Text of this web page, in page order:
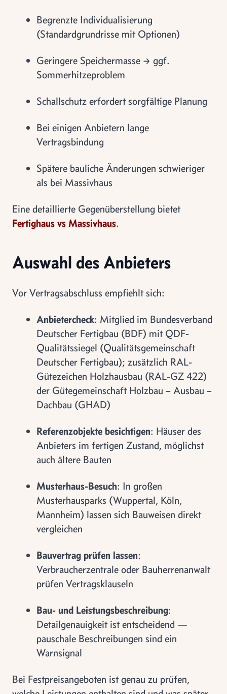
Begrenzte Individualisierung
(Standardgrundrisse mit Optionen)
Geringere Speichermasse → ggf.
Sommerhitzeproblem
Schallschutz erfordert sorgfältige Planung
Bei einigen Anbietern lange
Vertragsbindung
Spätere bauliche Änderungen schwieriger
als bei Massivhaus
Eine detaillierte Gegenüberstellung bietet
Fertighaus vs Massivhaus.
Auswahl des Anbieters
Vor Vertragsabschluss empfiehlt sich:
Anbietercheck: Mitglied im Bundesverband
Deutscher Fertigbau (BDF) mit QDF-
Qualitätssiegel (Qualitätsgemeinschaft
Deutscher Fertigbau); zusätzlich RAL-
Gütezeichen Holzhausbau (RAL-GZ 422)
der Gütegemeinschaft Holzbau – Ausbau –
Dachbau (GHAD)
Referenzobjekte besichtigen: Häuser des
Anbieters im fertigen Zustand, möglichst
auch ältere Bauten
Musterhaus-Besuch: In großen
Musterhausparks (Wuppertal, Köln,
Mannheim) lassen sich Bauweisen direkt
vergleichen
Bauvertrag prüfen lassen:
Verbraucherzentrale oder Bauherrenanwalt
prüfen Vertragsklauseln
Bau- und Leistungsbeschreibung:
Detailgenauigkeit ist entscheidend —
pauschale Beschreibungen sind ein
Warnsignal
Bei Festpreisangeboten ist genau zu prüfen,